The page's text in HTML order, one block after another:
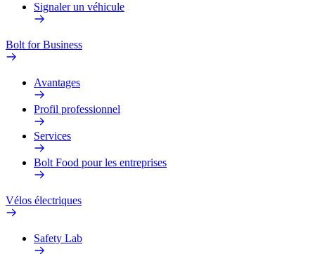
Signaler un véhicule
Bolt for Business
Avantages
Profil professionnel
Services
Bolt Food pour les entreprises
Vélos électriques
Safety Lab